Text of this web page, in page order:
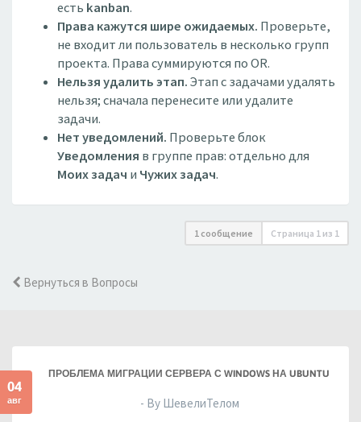
есть kanban.
Права кажутся шире ожидаемых. Проверьте,
не входит ли пользователь в несколько групп
проекта. Права суммируются по OR.
Нельзя удалить этап.Этап с задачами удалять
нельзя; сначала перенесите или удалите
задачи.
Нет уведомлений. Проверьте блок
Уведомления в группе прав: отдельно для
Моих задач и Чужих задач.
1 сообщение Страница 1 из 1
Вернуться в Вопросы
04
авг
ПРОБЛЕМА МИГРАЦИИ СЕРВЕРА С WINDOWS НА UBUNTU
- By ШевелиТелом